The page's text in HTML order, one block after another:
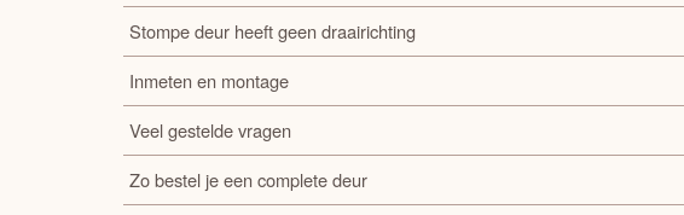
Stompe deur heeft geen draairichting
Inmeten en montage
Veel gestelde vragen
Zo bestel je een complete deur